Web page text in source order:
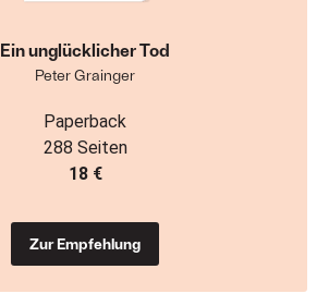
Ein unglücklicher Tod
Peter Grainger
Paperback
288 Seiten
18 €
Zur Empfehlung